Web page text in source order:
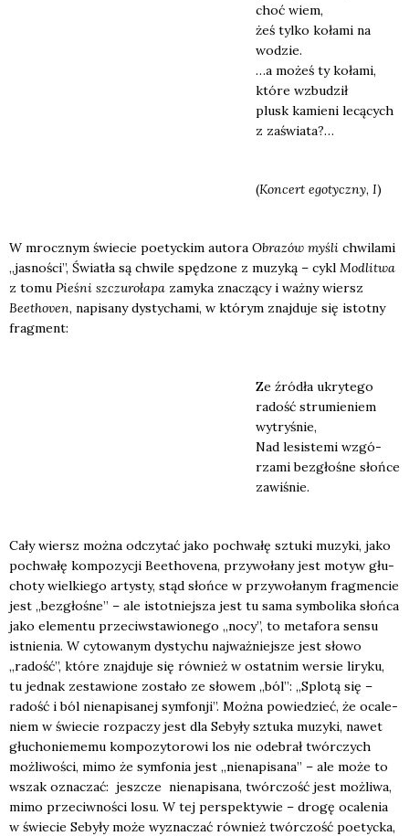
choć wiem,
żeś tyl­ko koła­mi na
wodzie.
…a możeś ty koła­mi,
któ­re wzbu­dził
plusk kamie­ni lecą­cych
z zaświa­ta?…
(Kon­cert ego­tycz­ny, I)
W mrocz­nym świe­cie poetyc­kim auto­ra Obra­zów myśli chwi­la­mi
„jasno­ści”, Świa­tła są chwi­le spę­dzo­ne z muzy­ką – cykl Modli­twa
z tomu Pie­śni szczu­ro­ła­pa zamy­ka zna­czą­cy i waż­ny wiersz
Beetho­ven, napi­sa­ny dys­ty­cha­mi, w któ­rym znaj­du­je się istot­ny
frag­ment:
Ze źró­dła ukry­te­go
radość stru­mie­niem
wytry­śnie,
Nad lesi­ste­mi wzgó­
rza­mi bez­gło­śne słoń­ce
zawi­śnie.
Cały wiersz moż­na odczy­tać jako pochwa­łę sztu­ki muzy­ki, jako
pochwa­łę kom­po­zy­cji Beetho­ve­na, przy­wo­ła­ny jest motyw głu­
cho­ty wiel­kie­go arty­sty, stąd słoń­ce w przy­wo­ła­nym frag­men­cie
jest „bez­gło­śne” – ale istot­niej­sza jest tu sama sym­bo­li­ka słoń­ca
jako ele­men­tu prze­ciw­sta­wio­ne­go „nocy”, to meta­fo­ra sen­su
ist­nie­nia. W cyto­wa­nym dys­ty­chu naj­waż­niej­sze jest sło­wo
„radość”, któ­re znaj­du­je się rów­nież w ostat­nim wer­sie liry­ku,
tu jed­nak zesta­wio­ne zosta­ło ze sło­wem „ból”: „Splo­tą się –
radość i ból nie­na­pi­sa­nej sym­fon­ji”. Moż­na powie­dzieć, że oca­le­
niem w świe­cie roz­pa­czy jest dla Seby­ły sztu­ka muzy­ki, nawet
głu­cho­nie­me­mu kom­po­zy­to­ro­wi los nie ode­brał twór­czych
moż­li­wo­ści, mimo że sym­fo­nia jest „nie­na­pi­sa­na” – ale może to
wszak ozna­czać: jesz­cze nie­na­pi­sa­na, twór­czość jest moż­li­wa,
mimo prze­ciw­no­ści losu. W tej per­spek­ty­wie – dro­gę oca­le­nia
w świe­cie Seby­ły może wyzna­czać rów­nież twór­czość poetyc­ka,